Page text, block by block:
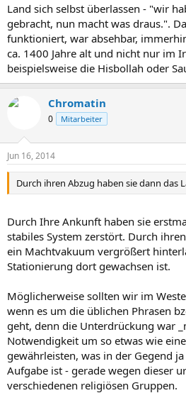
Land sich selbst überlassen - "wir
gebracht, nun macht was draus.".
funktioniert, war absehbar,
ca. 1400 Jahre alt und nicht nur im
beispielsweise die Hisbollah oder
Chromatin
0 Mitarbeiter
Jun 16, 2014
Durch ihren Abzug haben sie dann das
Durch Ihre Ankunft haben sie
stabiles System zerstört. Durch
ein Machtvakuum vergrößert
Stationierung dort gewachsen ist.
Möglicherweise sollten wir im
wenn es um die üblichen Phrasen
geht, denn die Unterdrückung war
Notwendigkeit um so etwas wie
gewährleisten, was in der Gegend
Aufgabe ist - gerade wegen dieser
verschiedenen religiösen Gruppen.